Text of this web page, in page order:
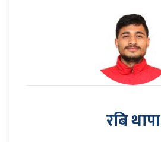
रबि थापा